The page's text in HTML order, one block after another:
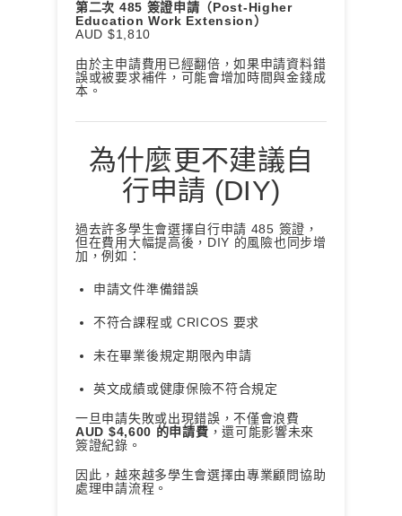
第二次 485 簽證申請（Post-Higher
Education Work Extension）
AUD $1,810
由於主申請費用已經翻倍，如果申請資料錯
誤或被要求補件，可能會增加時間與金錢成
本。
為什麼更不建議自
行申請 (DIY)
過去許多學生會選擇自行申請 485 簽證，
但在費用大幅提高後，DIY 的風險也同步增
加，例如：
申請文件準備錯誤
不符合課程或 CRICOS 要求
未在畢業後規定期限內申請
英文成績或健康保險不符合規定
一旦申請失敗或出現錯誤，不僅會浪費
AUD $4,600 的申請費 ，還可能影響未來
簽證紀錄。
因此，越來越多學生會選擇由專業顧問協助
處理申請流程。